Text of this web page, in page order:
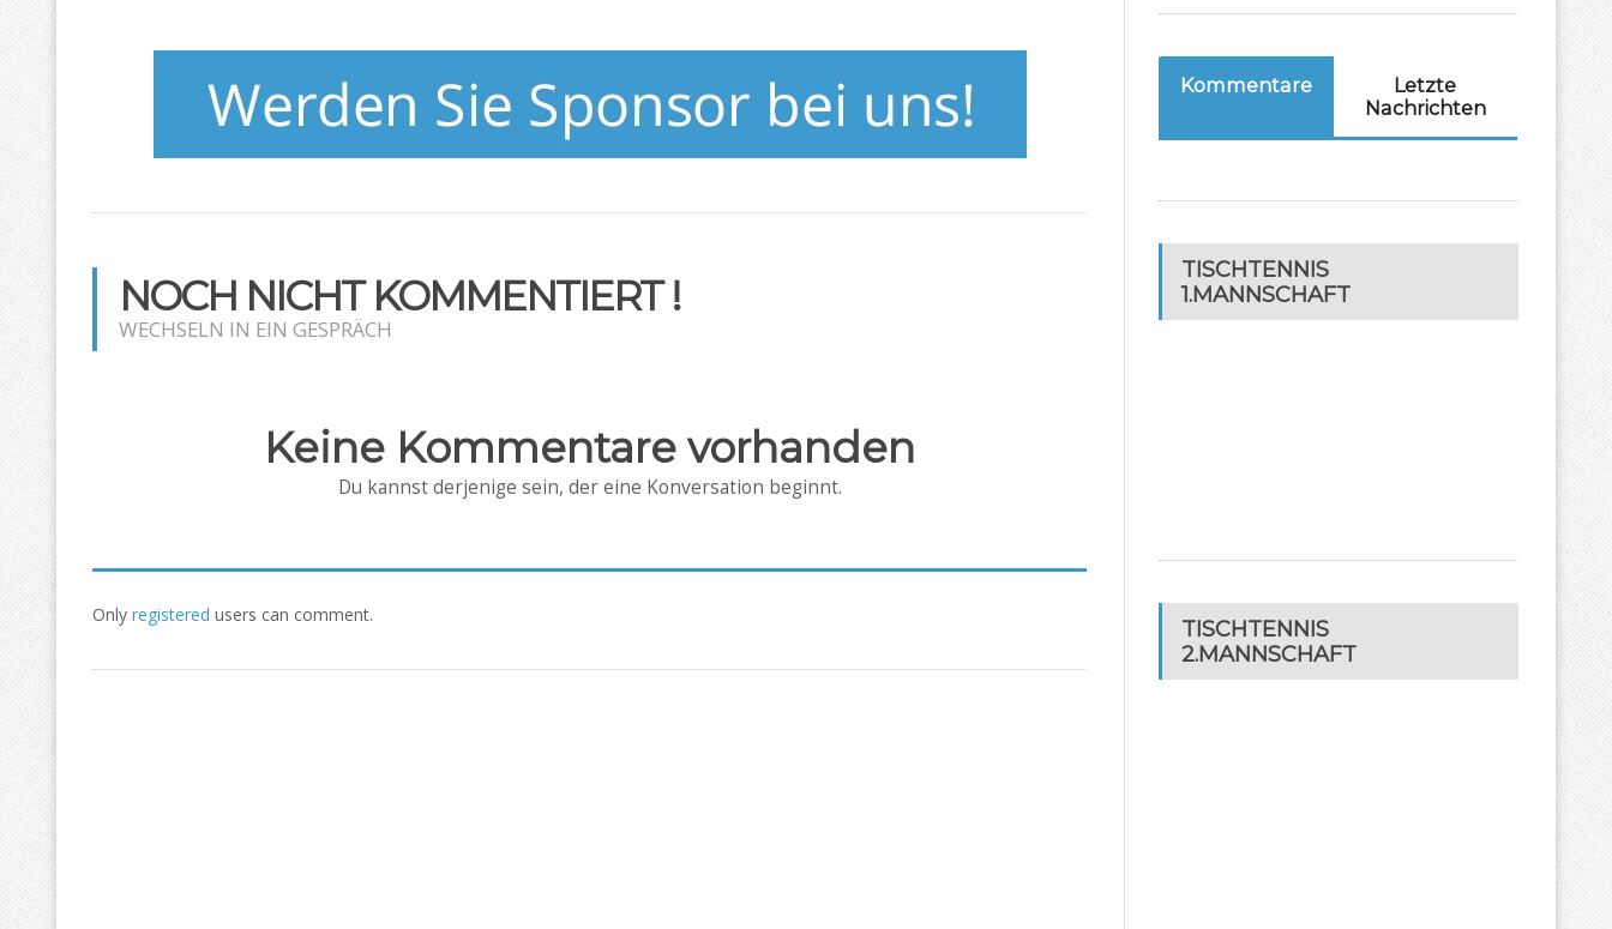
NOCH NICHT KOMMENTIERT !
WECHSELN IN EIN GESPRÄCH
Keine Kommentare vorhanden
Du kannst derjenige sein, der eine Konversation beginnt.
Only registered users can comment.
Kommentare
Letzte
Nachrichten
TISCHTENNIS
1.MANNSCHAFT
TISCHTENNIS
2.MANNSCHAFT